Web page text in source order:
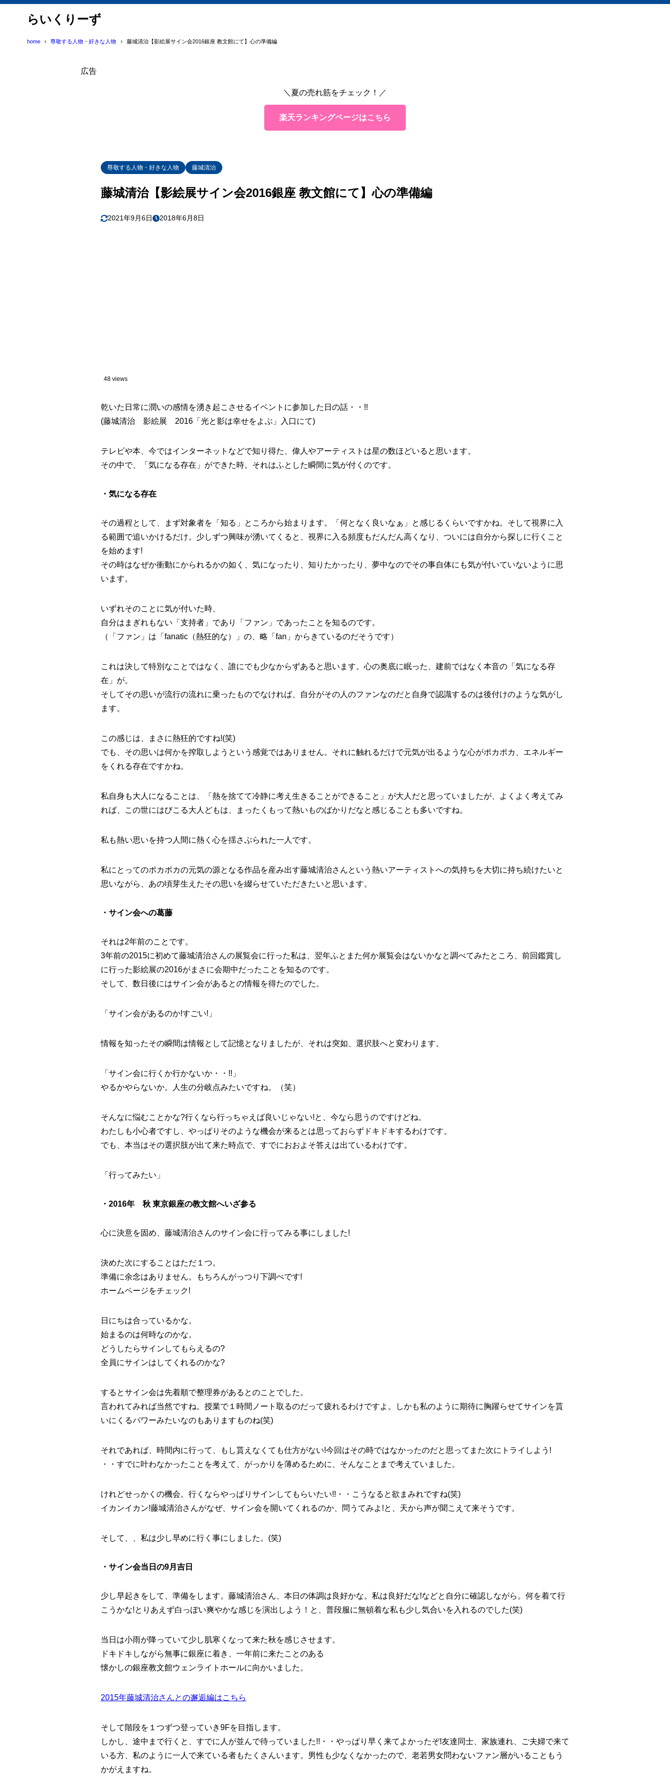
らいくりーず
home 尊敬する人物・好きな人物 藤城清治【影絵展サイン会2016銀座 教文館にて】心の準備編
広告
＼夏の売れ筋をチェック！／
楽天ランキングページはこちら
尊敬する人物・好きな人物 藤城清治
藤城清治【影絵展サイン会2016銀座 教文館にて】心の準備編
2021年9月6日 2018年6月8日
48 views
乾いた日常に潤いの感情を湧き起こさせるイベントに参加した日の話・・!!
(藤城清治 影絵展 2016「光と影は幸せをよぶ」入口にて)
テレビや本、今ではインターネットなどで知り得た、偉人やアーティストは星の数ほどいると思います。
その中で、「 気になる存在 」ができた時。それはふとした瞬間に気が付くのです。
・気になる存在
その過程として、まず対象者を「知る」ところから始まります。「何となく良いなぁ」と感じるくらいですかね。そして視界に入
る範囲で追いかけるだけ。少しずつ興味が湧いてくると、視界に入る頻度もだんだん高くなり、ついには自分から探しに行くこと
を始めます!
その時はなぜか衝動にかられるかの如く、気になったり、知りたかったり、夢中なのでその事自体にも気が付いていないように思
います。
いずれそのことに気が付いた時、
自分はまぎれもない「 支持者 」であり「 ファン 」であったことを知るのです。
（「ファン」は「 fanatic（熱狂的な） 」の、略「fan」からきているのだそうです）
これは決して特別なことではなく、誰にでも少なからずあると思います。心の奥底に眠った、 建前ではなく 本音の「 気になる存
在 」が。
そしてその思いが流行の流れに乗ったものでなければ、自分がその人のファンなのだと自身で認識するのは後付けのような気がし
ます。
この感じは、まさに熱狂的ですね!(笑)
でも、その思いは何かを搾取しようという感覚ではありません。それに触れるだけで元気が出るような心がポカポカ、エネルギー
をくれる存在ですかね。
私自身も大人になること は、「熱を捨てて冷静に考え生きることができること」が大人だと思っていましたが、よくよく考えてみ
れば、この世にはびこる大人どもは、まったくもって熱いものばかり だなと感じることも多いですね。
私も熱い思いを持つ人間に熱く心を揺さぶられた一人です。
私にとってのポカポカの元気の源となる作品を産み出す藤城清治さんという熱いアーティストへの気持ちを大切に持ち続けたいと
思いながら、あの頃芽生えたその思いを綴らせていただきたいと思います。
・サイン会への葛藤
それは2年前のことです。
3年前の2015に初めて藤城清治さんの展覧会に行った私は、翌年ふとまた何か展覧会はないかなと調べてみたところ、前回鑑賞し
に行った影絵展の2016がまさに会期中だったことを知るのです。
そして、 数日後にはサイン会があるとの情報を得たのでした。
「 サイン会があるのか!すごい!」
情報を知ったその瞬間は情報として記憶となりましたが、それは突如、選択肢へと変わります。
「 サイン会に行くか行かないか・・!! 」
やるかやらないか。人生の分岐点みたいですね。（笑）
そんなに悩むことかな?行くなら行っちゃえば良いじゃない!と、今なら思うのですけどね。
わたしも小心者ですし、やっぱりそのような機会が来るとは思っておらずドキドキするわけです。
でも、本当はその選択肢が出て来た時点で、すでにおおよそ答えは出ているわけです。
「 行ってみたい 」
・2016年 秋 東京銀座の教文館へいざ参る
心に決意を固め、藤城清治さんのサイン会に行ってみる事にしました!
決めた次にすることはただ１つ。
準備に余念はありません。もちろんがっつり下調べです!
ホームページをチェック!
日にちは合っているかな。
始まるのは何時なのかな。
どうしたらサインしてもらえるの?
全員にサインはしてくれるのかな?
するとサイン会は先着順で整理券がある とのことでした。
言われてみれば当然ですね。授業で１時間ノート取るのだって疲れるわけですよ。しかも私のように期待に胸躍らせてサインを貰
いにくるパワーみたいなのもありますものね(笑)
それであれば、時間内に行って、もし貰えなくても仕方がない!今回はその時ではなかったのだと思ってまた次にトライしよう!
・・すでに叶わなかったことを考えて、がっかりを薄めるために、そんなことまで考えていました。
けれどせっかくの機会。行くならやっぱりサインしてもらいたい!!・・こうなると欲まみれですね(笑)
イカンイカン!藤城清治さんがなぜ、サイン会を開いてくれるのか、問うてみよ!と、天から声が聞こえて来そうです。
そして、、私は少し早めに行く事にしました。(笑)
・サイン会当日の9月吉日
少し早起きをして、準備をします。藤城清治さん、本日の体調は良好かな。私は良好だな!などと自分に確認しながら。何を着て行
こうかな!とりあえず白っぽい爽やかな感じを演出しよう！と、普段服に無頓着な私も少し気合いを入れるのでした(笑)
当日は小雨が降っていて少し肌寒くなって来た秋を感じさせます。
ドキドキしながら無事に銀座に着き、一年前に来たことのある
懐かしの銀座教文館ウェンライトホールに向かいました。
2015年藤城清治さんとの邂逅編はこちら
そして階段を１つずつ登っていき9Fを目指します。
しかし、途中まで行くと、 すでに人が並んで待っていました!! ・・やっぱり早く来てよかったぞ!友達同士、家族連れ、ご夫婦で来て
いる方、私のように一人で来ている者もたくさんいます。男性も少なくなかったので、 老若男女問わないファン層がいることもう
かがえますね。